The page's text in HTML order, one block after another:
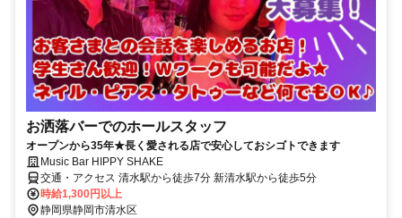
お洒落バーでのホールスタッフ
オープンから35年★長く愛される店で安心しておシゴトできます
Music Bar HIPPY SHAKE
交通・アクセス 清水駅から徒歩7分 新清水駅から徒歩5分
時給1,300円以上
静岡県静岡市清水区